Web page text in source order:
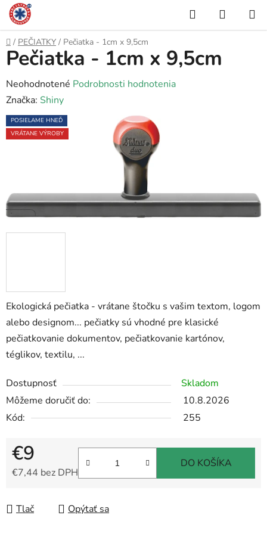
Prejsť
na
obsah
Hľadať
KOŠÍK
Domov
/ PEČIATKY / Pečiatka - 1cm x 9,5cm
Ekologická pečiatka - vrátane štočku s vašim textom, logom
alebo designom... pečiatky sú vhodné pre klasické
pečiatkovanie dokumentov, pečiatkovanie kartónov,
téglikov, textilu, ...
Dostupnosť
Skladom
Môžeme doručiť do:
10.8.2026
Kód:
255
€9
€7,44 bez DPH
DO KOŠÍKA
Tlač Opýtať sa
Pečiatka - 1cm x 9,5cm
Priemerné
hodnotenie
produktu
je
hviezdičiek.
Neohodnotené Podrobnosti hodnotenia
Značka: Shiny
POSIELAME HNEĎ
VRÁTANE VÝROBY